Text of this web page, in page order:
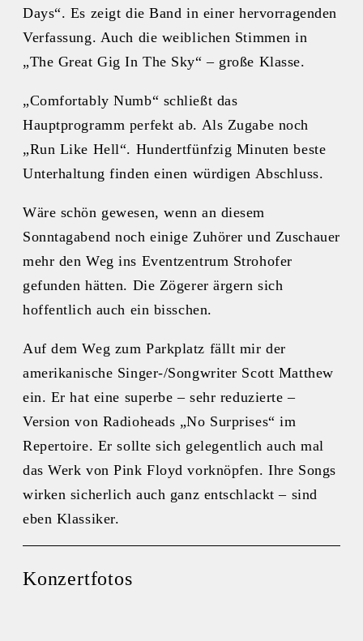
Days“. Es zeigt die Band in einer hervorragenden
Verfassung. Auch die weiblichen Stimmen in
„The Great Gig In The Sky“ – große Klasse.
„Comfortably Numb“ schließt das
Hauptprogramm perfekt ab. Als Zugabe noch
„Run Like Hell“. Hundertfünfzig Minuten beste
Unterhaltung finden einen würdigen Abschluss.
Wäre schön gewesen, wenn an diesem
Sonntagabend noch einige Zuhörer und Zuschauer
mehr den Weg ins Eventzentrum Strohofer
gefunden hätten. Die Zögerer ärgern sich
hoffentlich auch ein bisschen.
Auf dem Weg zum Parkplatz fällt mir der
amerikanische Singer-/Songwriter Scott Matthew
ein. Er hat eine superbe – sehr reduzierte –
Version von Radioheads „No Surprises“ im
Repertoire. Er sollte sich gelegentlich auch mal
das Werk von Pink Floyd vorknöpfen. Ihre Songs
wirken sicherlich auch ganz entschlackt – sind
eben Klassiker.
Konzertfotos